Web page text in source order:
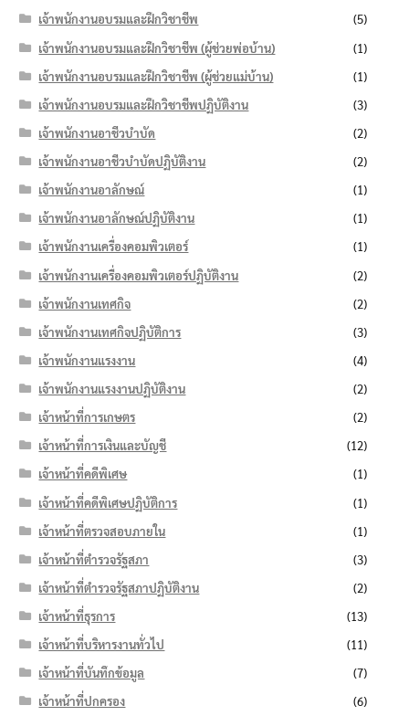
เจ้าพนักงานอบรมและฝึกวิชาชีพ
(5)
เจ้าพนักงานอบรมและฝึกวิชาชีพ (ผู้ช่วยพ่อบ้าน)
(1)
เจ้าพนักงานอบรมและฝึกวิชาชีพ (ผู้ช่วยแม่บ้าน)
(1)
เจ้าพนักงานอบรมและฝึกวิชาชีพปฏิบัติงาน
(3)
เจ้าพนักงานอาชีวบำบัด
(2)
เจ้าพนักงานอาชีวบำบัดปฏิบัติงาน
(2)
เจ้าพนักงานอาลักษณ์
(1)
เจ้าพนักงานอาลักษณ์ปฏิบัติงาน
(1)
เจ้าพนักงานเครื่องคอมพิวเตอร์
(1)
เจ้าพนักงานเครื่องคอมพิวเตอร์ปฏิบัติงาน
(2)
เจ้าพนักงานเทศกิจ
(2)
เจ้าพนักงานเทศกิจปฏิบัติการ
(3)
เจ้าพนักงานแรงงาน
(4)
เจ้าพนักงานแรงงานปฏิบัติงาน
(2)
เจ้าหน้าที่การเกษตร
(2)
เจ้าหน้าที่การเงินและบัญชี
(12)
เจ้าหน้าที่คดีพิเศษ
(1)
เจ้าหน้าที่คดีพิเศษปฏิบัติการ
(1)
เจ้าหน้าที่ตรวจสอบภายใน
(1)
เจ้าหน้าที่ตำรวจรัฐสภา
(3)
เจ้าหน้าที่ตำรวจรัฐสภาปฏิบัติงาน
(2)
เจ้าหน้าที่ธุรการ
(13)
เจ้าหน้าที่บริหารงานทั่วไป
(11)
เจ้าหน้าที่บันทึกข้อมูล
(7)
เจ้าหน้าที่ปกครอง
(6)